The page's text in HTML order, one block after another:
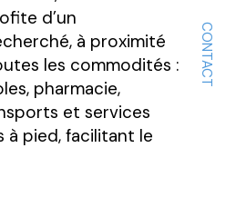
CONTACT
d’un
à proximité
les commodités :
pharmacie,
et services
à pied, facilitant le